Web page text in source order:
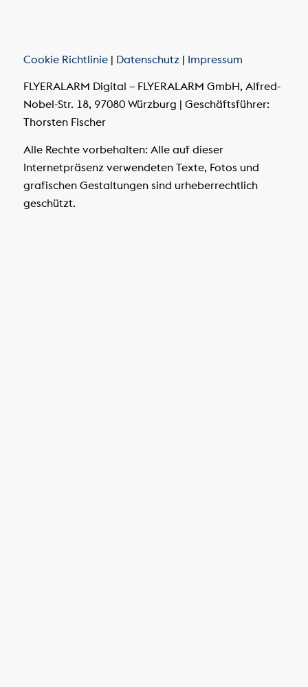
Cookie Richtlinie| Datenschutz| Impressum
FLYERALARM Digital – FLYERALARM GmbH, Alfred-
Nobel-Str. 18, 97080 Würzburg | Geschäftsführer:
Thorsten Fischer
Alle Rechte vorbehalten: Alle auf dieser
Internetpräsenz verwendeten Texte, Fotos und
grafischen Gestaltungen sind urheberrechtlich
geschützt.